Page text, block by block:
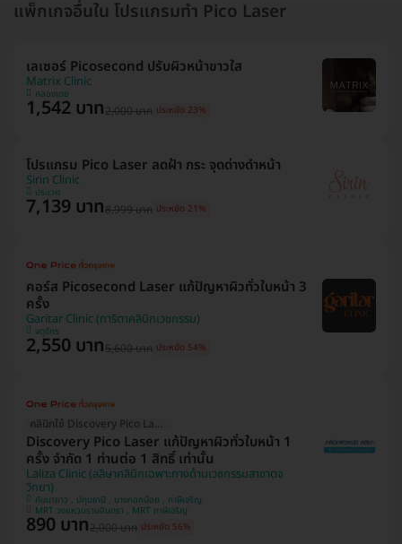
แพ็กเกจอื่นใน โปรแกรมทำ Pico Laser
เลเซอร์ Picosecond ปรับผิวหน้าขาวใส
Matrix Clinic
คลองเตย
1,542 บาท2,000 บาท ประหยัด 23%
โปรแกรม Pico Laser ลดฝ้า กระ จุดด่างดำหน้า
Sirin Clinic
ประเวศ
7,139 บาท8,999 บาท ประหยัด 21%
คอร์ส Picosecond Laser แก้ปัญหาผิวทั่วใบหน้า 3
ครั้ง
Garitar Clinic (การิตาคลินิกเวชกรรม)
จตุจักร
2,550 บาท5,600 บาท ประหยัด 54%
คลินิกใช้ Discovery Pico Laser
Discovery Pico Laser แก้ปัญหาผิวทั่วใบหน้า 1
ครั้ง จำกัด 1 ท่านต่อ 1 สิทธิ์ เท่านั้น
Laliza Clinic (ลลิษาคลินิกเฉพาะทางด้านเวชกรรมสาขาตจ
วิทยา)
คันนายาว , ปทุมธานี , บางกอกน้อย , ภาษีเจริญ
MRT วงแหวนรามอินทรา , MRT ภาษีเจริญ
890 บาท2,000 บาท ประหยัด 56%